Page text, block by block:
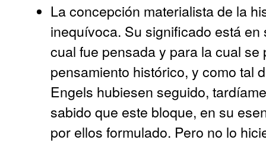
La concepción materialista de la
inequívoca. Su significado está
cual fue pensada y para la cual
pensamiento histórico, y como tal
Engels hubiesen seguido,
sabido que este bloque, en su
por ellos formulado. Pero no lo